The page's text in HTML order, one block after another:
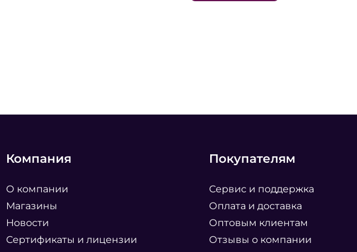
Компания
О компании
Магазины
Новости
Сертификаты и лицензии
Покупателям
Сервис и поддержка
Оплата и доставка
Оптовым клиентам
Отзывы о компании